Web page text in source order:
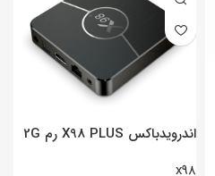
اندرویدباکس X98 PLUS رم 2G
x98